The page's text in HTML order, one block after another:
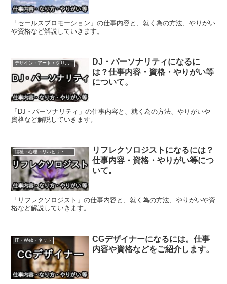
「セールスプロモーション」の仕事内容と、就く為の方法、やりがい
や資格など解説していきます。
デザイン・アート・クリエイティブ
DJ・パーソナリティになるに
は？仕事内容・資格・やりがい等
について。
「DJ・パーソナリティ」の仕事内容と、就く為の方法、やりがいや
資格など解説していきます。
リフレクソロジストになるには？
仕事内容・資格・やりがい等につ
いて。
「リフレクソロジスト」の仕事内容と、就く為の方法、やりがいや資
格など解説していきます。
IT・Web・ネット
CGデザイナーになるには。仕事
内容や資格などをご紹介します。